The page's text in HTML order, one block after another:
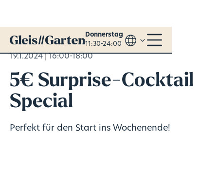
Donnerstag
11:30-24:00
19.1.2024 16:00-18:00
5€ Surprise-Cocktail
Special
Perfekt für den Start ins Wochenende!